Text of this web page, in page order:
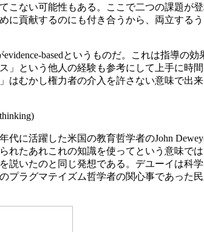
ない可能性もある。ここで二つの課題が
貢献するのにも付き合うから、両立する
basedというものだ。これは指導の
という他人の経験も参考にして上手に時
むかし権力者の介入を許さない意味で出
に活躍した米国の教育哲学者のJohn
たあれこれの知識を使ってという意味で
いたのと同じ発想である。デユーイは科
プラグマテイズム哲学者の関心事であった